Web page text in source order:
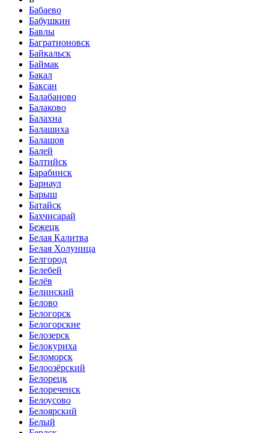
Бабаево
Бабушкин
Бавлы
Багратионовск
Байкальск
Баймак
Бакал
Баксан
Балабаново
Балаково
Балахна
Балашиха
Балашов
Балей
Балтийск
Барабинск
Барнаул
Барыш
Батайск
Бахчисарай
Бежецк
Белая Калитва
Белая Холуница
Белгород
Белебей
Белёв
Белинский
Белово
Белогорск
Белогорскне
Белозерск
Белокуриха
Беломорск
Белоозёрский
Белорецк
Белореченск
Белоусово
Белоярский
Белый